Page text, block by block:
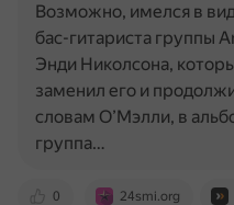
0 24smi.org
Возможно, имелся в
бас-гитариста группы
Энди Николсона,
заменил его и
словам О’Мэлли, в
группа…